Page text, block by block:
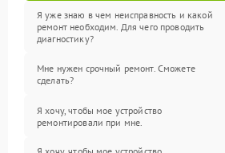
Я уже знаю в чем неисправность и какой
ремонт необходим. Для чего проводить
диагностику?
Мне нужен срочный ремонт. Сможете
сделать?
Я хочу, чтобы мое устройство
ремонтировали при мне.